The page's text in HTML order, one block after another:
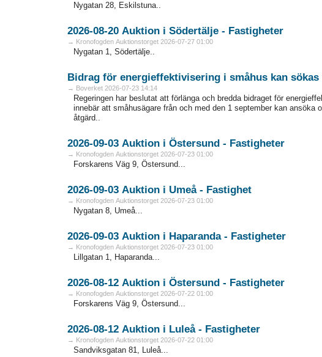
Nygatan 28, Eskilstuna..
2026-08-20 Auktion i Södertälje - Fastigheter
→ Kronofogden Auktionstorget 2026-07-27 01:00
Nygatan 1, Södertälje..
Bidrag för energieffektivisering i småhus kan sökas
→ Boverket 2026-07-23 14:14
Regeringen har beslutat att förlänga och bredda bidraget för
innebär att småhusägare från och med den 1 september kan ansöka
åtgärd..
2026-09-03 Auktion i Östersund - Fastigheter
→ Kronofogden Auktionstorget 2026-07-23 01:00
Forskarens Väg 9, Östersund...
2026-09-03 Auktion i Umeå - Fastighet
→ Kronofogden Auktionstorget 2026-07-23 01:00
Nygatan 8, Umeå...
2026-09-03 Auktion i Haparanda - Fastigheter
→ Kronofogden Auktionstorget 2026-07-23 01:00
Lillgatan 1, Haparanda...
2026-08-12 Auktion i Östersund - Fastigheter
→ Kronofogden Auktionstorget 2026-07-22 01:00
Forskarens Väg 9, Östersund...
2026-08-12 Auktion i Luleå - Fastigheter
→ Kronofogden Auktionstorget 2026-07-22 01:00
Sandviksgatan 81, Luleå...